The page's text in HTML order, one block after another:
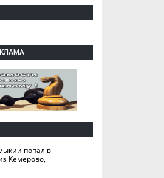
попал в
Кемерово,